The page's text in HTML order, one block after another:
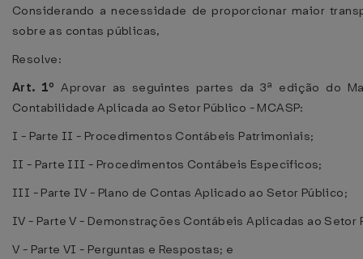
Considerando a necessidade de proporcionar maior
sobre as contas públicas,
Resolve:
Art. 1ºAprovar as seguintes partes da 3ª edição do
Contabilidade Aplicada ao Setor Público - MCASP:
I - Parte II - Procedimentos Contábeis Patrimoniais;
II - Parte III - Procedimentos Contábeis Específicos;
III - Parte IV - Plano de Contas Aplicado ao Setor Público;
IV - Parte V - Demonstrações Contábeis Aplicadas ao Setor
V - Parte VI - Perguntas e Respostas; e